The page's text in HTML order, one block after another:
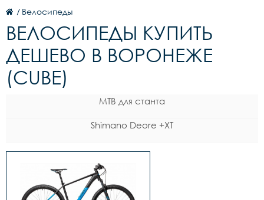
/ Велосипеды
ВЕЛОСИПЕДЫ КУПИТЬ
ДЕШЕВО В ВОРОНЕЖЕ
(CUBE)
MTB для станта
Shimano Deore +XT